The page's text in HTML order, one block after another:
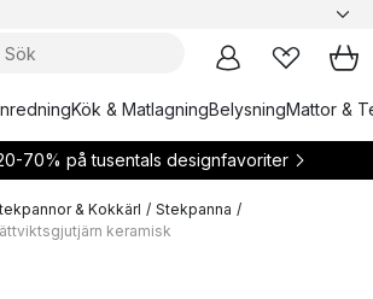
Kök & MatlagningBelysningMattor &
70% på tusentals designfavoriter
& Kokkärl / Stekpanna /
keramisk